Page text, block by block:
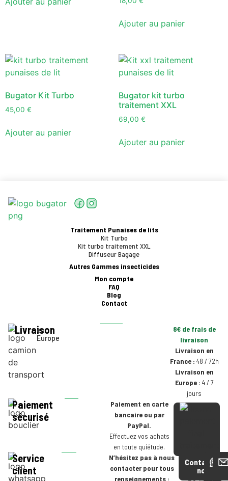
Ajouter au panier
Bugator Kit Turbo
45,00 €
Ajouter au panier
Bugator kit turbo
traitement XXL
69,00 €
Ajouter au panier
Traitement Punaises de lits
Kit Turbo
Kit turbo traitement XXL
Diffuseur Bagage
Autres Gammes insecticides
Mon compte
FAQ
Blog
Contact
Livraison
en
Europe
8€ de frais de
livraison
Livraison en
France : 48 / 72h
Livraison en
Europe : 4 / 7
jours
Paiement
sécurisé
Paiement en carte
bancaire ou par
PayPal.
Effectuez vos achats
en toute quiétude.
Service
client
N’hésitez pas à nous
contacter pour tous
renseignements :
Contactez-
nous